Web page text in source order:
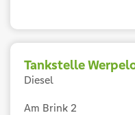
Tankstelle
Diesel
Am Brink 2